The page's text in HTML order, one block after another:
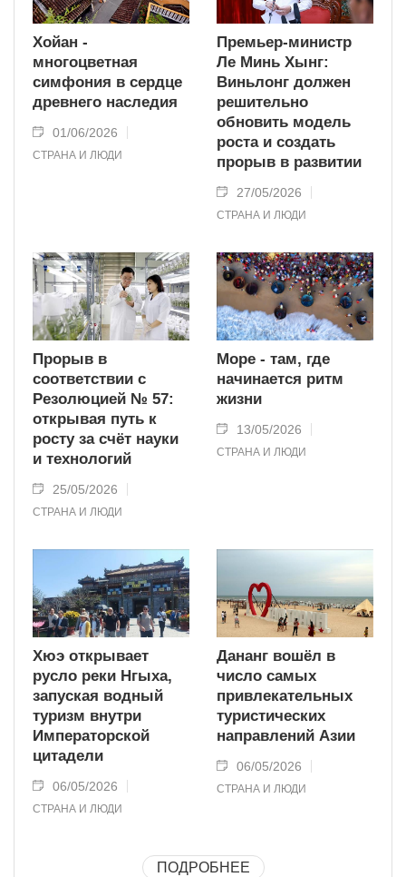
Хойан -
многоцветная
симфония в сердце
древнего наследия
01/06/2026
СТРАНА И ЛЮДИ
Премьер-министр
Ле Минь Хынг:
Виньлонг должен
решительно
обновить модель
роста и создать
прорыв в развитии
27/05/2026
СТРАНА И ЛЮДИ
Прорыв в
соответствии с
Резолюцией № 57:
открывая путь к
росту за счёт науки
и технологий
25/05/2026
СТРАНА И ЛЮДИ
Море - там, где
начинается ритм
жизни
13/05/2026
СТРАНА И ЛЮДИ
Хюэ открывает
русло реки Нгыха,
запуская водный
туризм внутри
Императорской
цитадели
06/05/2026
СТРАНА И ЛЮДИ
Дананг вошёл в
число самых
привлекательных
туристических
направлений Азии
06/05/2026
СТРАНА И ЛЮДИ
ПОДРОБНЕЕ